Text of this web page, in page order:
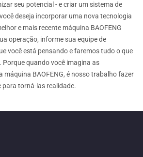
seu potencial - e criar um sistema de
deseja incorporar uma nova tecnologia
e mais recente máquina BAOFENG
operação, informe sua equipe de
você está pensando e faremos tudo o que
Porque quando você imagina as
máquina BAOFENG, é nosso trabalho fazer
torná-las realidade.